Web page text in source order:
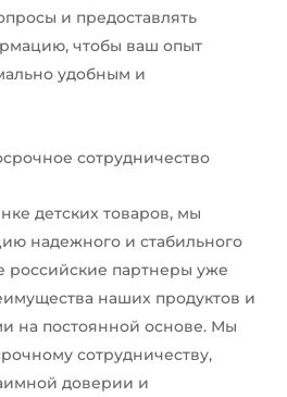
и предоставлять
чтобы ваш опыт
удобным и
сотрудничество
детских товаров, мы
надежного и стабильного
российские партнеры уже
наших продуктов и
на постоянной основе. Мы
сотрудничеству,
доверии и